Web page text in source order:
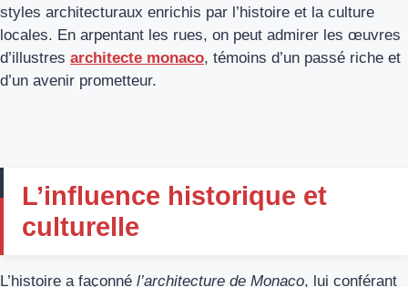
styles architecturaux enrichis par l’histoire et la culture
locales. En arpentant les rues, on peut admirer les œuvres
d’illustres architecte monaco, témoins d’un passé riche et
d’un avenir prometteur.
L’influence historique et
culturelle
L’histoire a façonné l’architecture de Monaco, lui conférant